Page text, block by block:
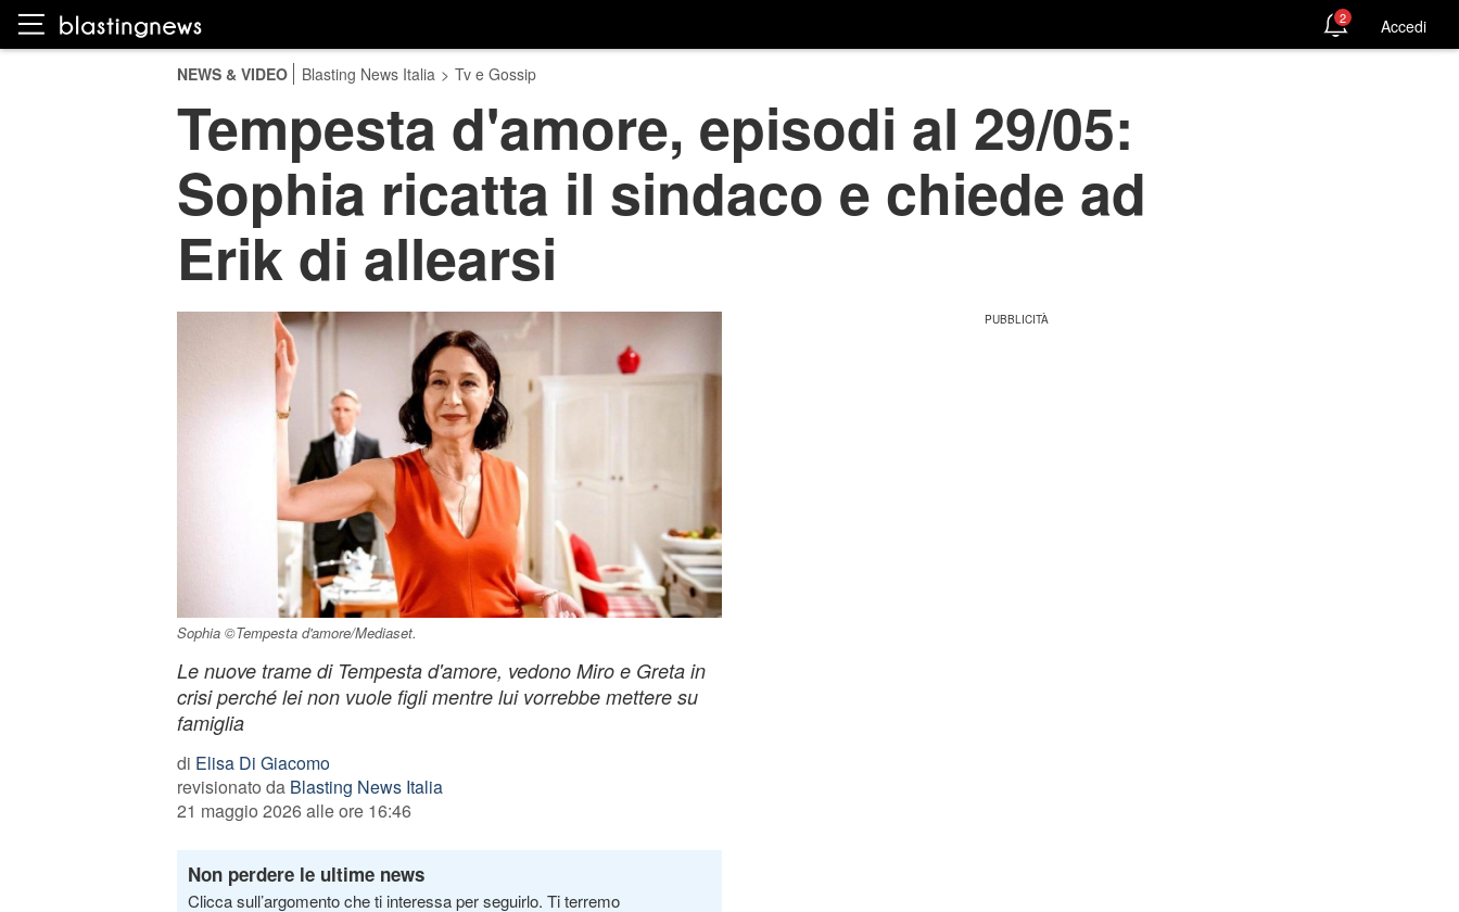
2 Accedi
NEWS & VIDEO Blasting News Italia > Tv e Gossip
Tempesta d'amore, episodi al 29/05:
Sophia ricatta il sindaco e chiede ad
Erik di allearsi
Sophia ©Tempesta d'amore/Mediaset.
Le nuove trame di Tempesta d'amore, vedono Miro e Greta in
crisi perché lei non vuole figli mentre lui vorrebbe mettere su
famiglia
di Elisa Di Giacomo
revisionato da Blasting News Italia
21 maggio 2026 alle ore 16:46
Non perdere le ultime news
Clicca sull’argomento che ti interessa per seguirlo. Ti terremo